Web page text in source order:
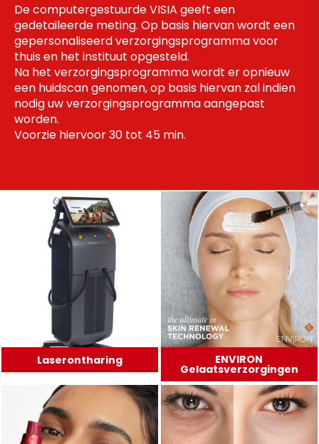
De computergestuurde VISIA geeft een
gedetaileerde meting. Op basis hiervan wordt een
gepersonaliseerd verzorgingsprogramma voor
thuis en het instituut opgesteld.
Na het verzorgingsprogramma wordt er opnieuw
een huidscan genomen, op basis hiervan zal indien
nodig uw verzorgingsprogramma aangepast
worden.
Voorzie hiervoor 30 tot 45 min.
Laserontharing ENVIRON
Gelaatsverzorgingen